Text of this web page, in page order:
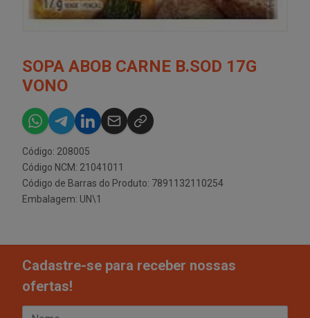
SOPA ABOB CARNE B.SOD 17G
VONO
Código: 208005
Código NCM: 21041011
Código de Barras do Produto: 7891132110254
Embalagem: UN\1
Cadastre-se para receber nossas
ofertas!